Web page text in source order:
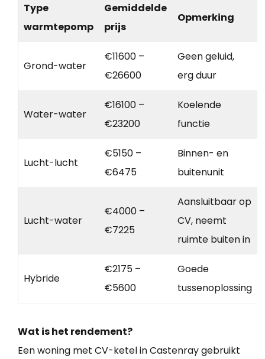
Type
warmtepomp
Gemiddelde
prijs
Opmerking
Grond-water
€11600 –
€26600
Geen geluid,
erg duur
Water-water
€16100 –
€23200
Koelende
functie
Lucht-lucht
€5150 –
€6475
Binnen- en
buitenunit
Lucht-water
€4000 –
€7225
Aansluitbaar op
CV, neemt
ruimte buiten in
Hybride
€2175 –
€5600
Goede
tussenoplossing
Wat is het rendement?
Een woning met CV-ketel in Castenray gebruikt